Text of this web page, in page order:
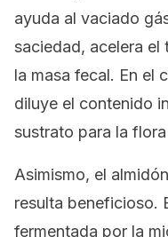
ayuda al vaciado
saciedad, acelera el
la masa fecal. En el
diluye el contenido
sustrato para la
Asimismo, el
resulta beneficioso.
fermentada por la